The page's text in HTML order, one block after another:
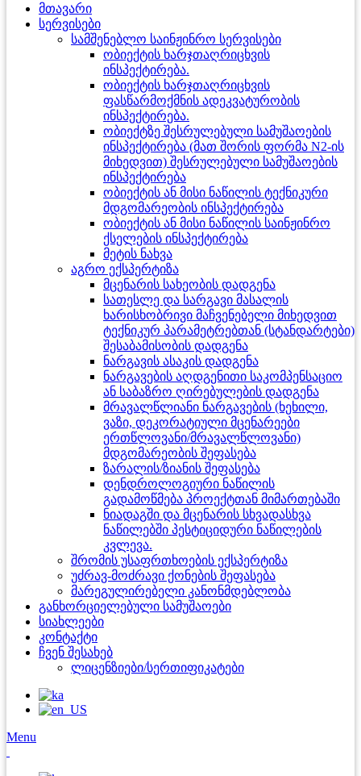
მთავარი
სერვისები
სამშენებლო საინჟინრო სერვისები
ობიექტის ხარჯთაღრიცხვის
ინსპექტირება.
ობიექტის ხარჯთაღრიცხვის
ფასწარმოქმნის ადეკვატურობის
ინსპექტირება.
ობიექტზე შესრულებული სამუშაოების
ინსპექტირება (მათ შორის ფორმა N2-ის
მიხედვით) შესრულებული სამუშაოების
ინსპექტირება
ობიექტის ან მისი ნაწილის ტექნიკური
მდგომარეობის ინსპექტირება
ობიექტის ან მისი ნაწილის საინჟინრო
ქსელების ინსპექტირება
მეტის ნახვა
აგრო ექსპერტიზა
მცენარის სახეობის დადგენა
სათესლე და სარგავი მასალის
ხარისხობრივი მაჩვენებელი მიხედვით
ტექნიკურ პარამეტრებთან (სტანდარტები)
შესაბამისობის დადგენა
ნარგავის ასაკის დადგენა
ნარგავების აღდგენითი საკომპენსაციო
ან საბაზრო ღირებულების დადგენა
მრავალწლიანი ნარგავების (ხეხილი,
ვაზი, დეკორატიული მცენარეები
ერთწლოვანი/მრავალწლოვანი)
მდგომარეობის შეფასება
ზარალის/ზიანის შეფასება
დენდროლოგიური ნაწილის
გადამოწმება პროექტთან მიმართებაში
ნიადაგში და მცენარის სხვადასხვა
ნაწილებში პესტიციდური ნაწილების
კვლევა.
შრომის უსაფრთხოების ექსპერტიზა
უძრავ-მოძრავი ქონების შეფასება
მარეგულირებელი კანონმდებლობა
განხორციელებული სამუშაოები
სიახლეები
კონტაქტი
ჩვენ შესახებ
ლიცენზიები/სერთიფიკატები
Menu